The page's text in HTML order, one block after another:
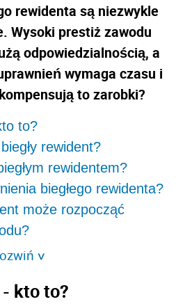
rewidenta są niezwykle
Wysoki prestiż zawodu
odpowiedzialnością, a
wymaga czasu i
to zarobki?
to?
rewident?
rewidentem?
biegłego rewidenta?
może rozpocząć
>
kto to?